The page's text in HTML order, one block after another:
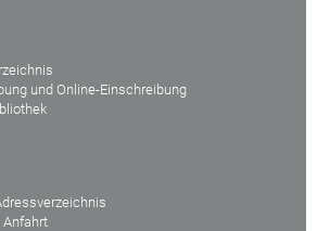
und Online-Einschreibung
Anfahrt